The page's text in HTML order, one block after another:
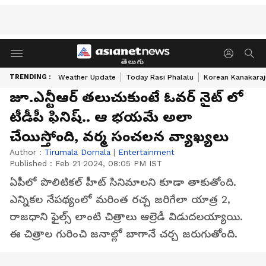
తెలుగు
TRENDING : Weather Update Today Rasi Phalalu Korean
జూ.ఎన్టీఆర్ తలుచుకుంటే ఓవర్ నైట్ లో
టీడీపీ ఫినిష్.. ఆ భయమే అలా
చేయిస్తోంది, వర్మ సంచలన వ్యాఖ్యలు
Author : Tirumala Dornala | Entertainment
Published : Feb 21 2024, 08:05 PM IST
ఏపీలో పొలిటికల్ హీట్ సినిమాలని కూడా తాకుతోంది.
ఎన్నికల నేపథ్యంలో మరింత రచ్చ జరిగేలా యాత్ర 2,
రాజధాని ఫైల్స్ లాంటి చిత్రాలు ఆల్రెడీ విడుదలయ్యాయి.
ఈ చిత్రాల గురించి జనాల్లో బాగానే చర్చ జరుగుతోంది.